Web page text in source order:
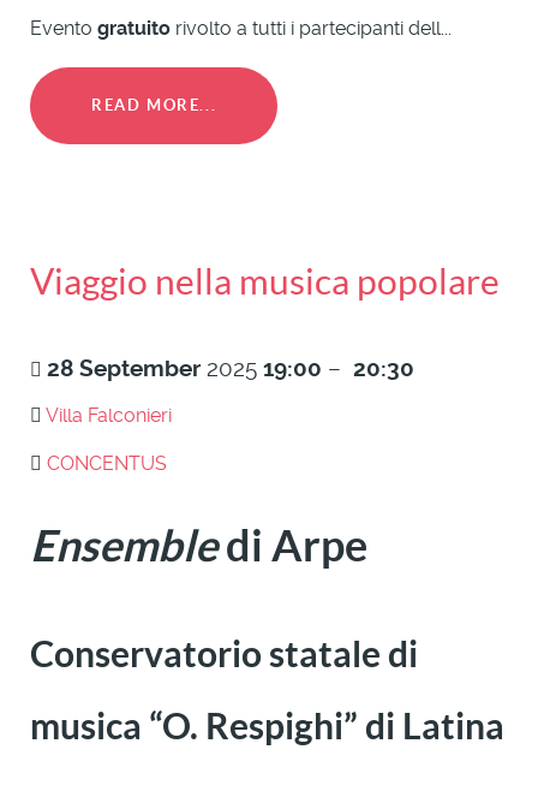
Evento gratuito rivolto a tutti i partecipanti dell...
READ MORE...
Viaggio nella musica popolare
28 September 2025 19:00 – 20:30
Villa Falconieri
CONCENTUS
Ensembledi Arpe
Conservatorio statale di
musica “O. Respighi” di Latina